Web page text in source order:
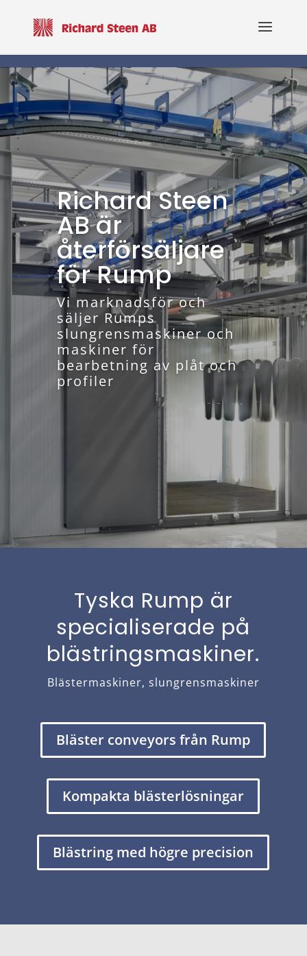
Richard Steen
AB är
återförsäljare
för Rump
Vi marknadsför och
säljer Rumps
slungrensmaskiner och
maskiner för
bearbetning av plåt och
profiler
Tyska Rump är
specialiserade på
blästringsmaskiner.
Blästermaskiner, slungrensmaskiner
Bläster conveyors från Rump
Kompakta blästerlösningar
Blästring med högre precision